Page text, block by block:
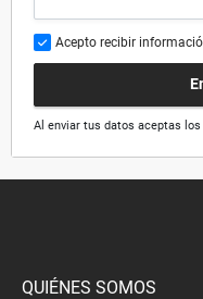
Acepto recibir
Al enviar tus datos aceptas los
QUIÉNES SOMOS